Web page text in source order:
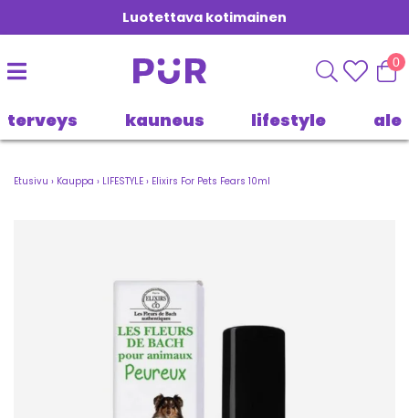
Luotettava kotimainen
0
terveys kauneus lifestyle ale
Etusivu › Kauppa › LIFESTYLE › Elixirs For Pets Fears 10ml